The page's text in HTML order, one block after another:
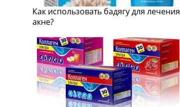
Как использовать бадягу для лечения
акне?